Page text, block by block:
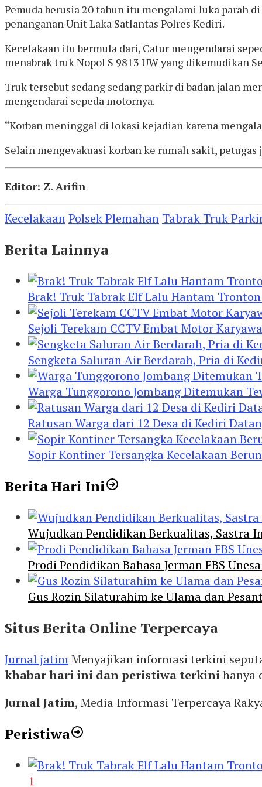
Pemuda berusia 20 tahun itu mengalami luka parah
penanganan Unit Laka Satlantas Polres Kediri.
Kecelakaan itu bermula dari, Catur mengendarai
menabrak truk Nopol S 9813 UW yang dikemudikan
Truk tersebut sedang sedang parkir di badan jalan
mengendarai sepeda motornya.
“Korban meninggal di lokasi kejadian karena
Selain mengevakuasi korban ke rumah sakit,
Editor: Z. Arifin
KecelakaanPolsek Plemahan Tabrak Truk
Berita Lainnya
Brak! Truk Tabrak Elf Lalu Hantam
Sejoli Terekam CCTV Embat Motor
Sengketa Saluran Air Berdarah, Pria di
Warga Tunggorono Jombang Ditemukan
Ratusan Warga dari 12 Desa di Kediri
Sopir Kontiner Tersangka Kecelakaan
Berita Hari Ini
Wujudkan Pendidikan Berkualitas, Sastra
Prodi Pendidikan Bahasa Jerman FBS
Gus Rozin Silaturahim ke Ulama dan
Situs Berita Online Terpercaya
Jurnal jatimMenyajikan informasi terkini
khabar hari ini dan peristiwa terkinihanya
Jurnal Jatim, Media Informasi Terpercaya
Peristiwa
1